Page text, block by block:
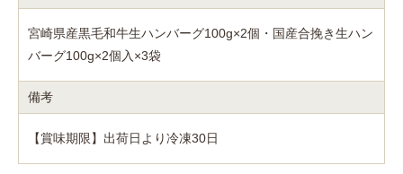
宮崎県産黒毛和牛生ハンバーグ100g×2個・国産合挽き生ハン
バーグ100g×2個入×3袋
備考
【賞味期限】出荷日より冷凍30日